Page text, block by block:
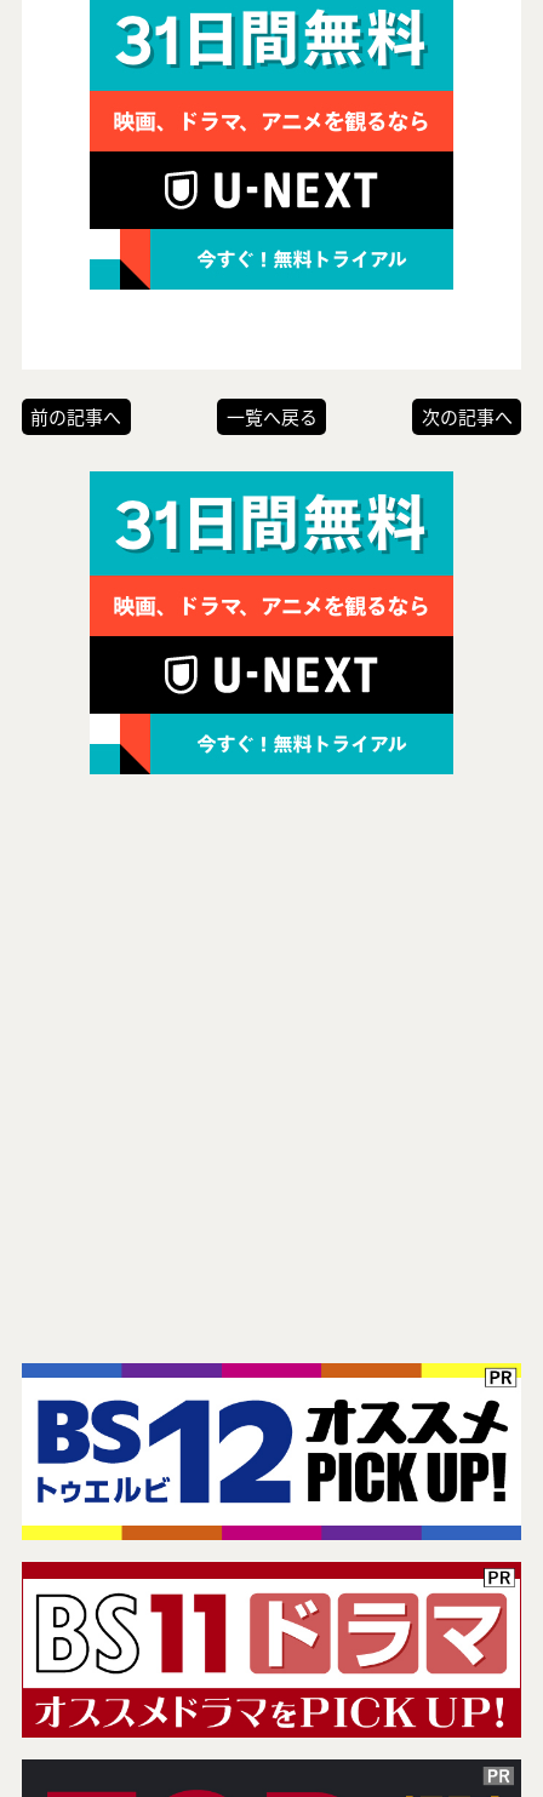
前の記事へ 一覧へ戻る 次の記事へ